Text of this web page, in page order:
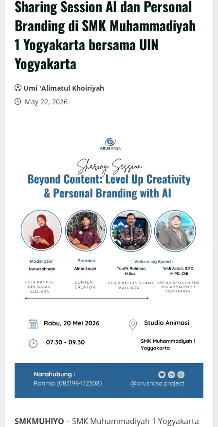
Sharing Session AI dan Personal
Branding di SMK Muhammadiyah
1 Yogyakarta bersama UIN
Yogyakarta
Umi 'Alimatul Khoiriyah
May 22, 2026
SMKMUHIYO – SMK Muhammadiyah 1 Yogyakarta